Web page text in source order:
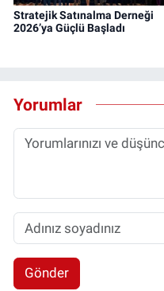
Stratejik Satınalma Derneği
2026’ya Güçlü Başladı
Yorumlar
Gönder